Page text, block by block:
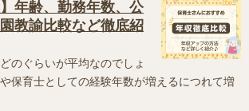
年齢、勤務年数、公
教諭比較など徹底紹
のぐらいが平均なのでしょ
保育士としての経験年数が増えるにつれて増